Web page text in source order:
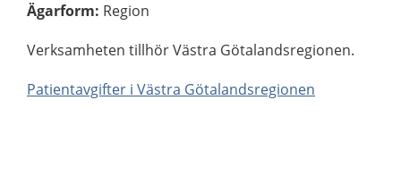
Ägarform: Region
Verksamheten tillhör Västra Götalandsregionen.
Patientavgifter i Västra Götalandsregionen